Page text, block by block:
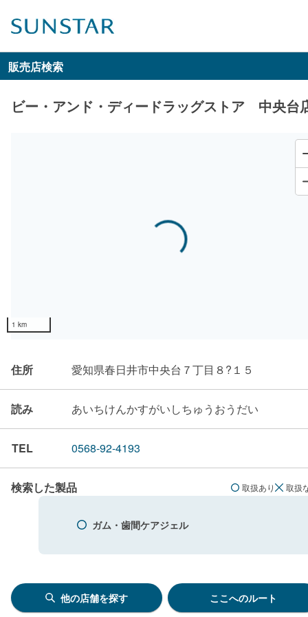
販売店検索
ビー・アンド・ディードラッグストア 中央台
住所 愛知県春日井市中央台７丁目８?１５
読み あいちけんかすがいしちゅうおうだい
TEL 0568-92-4193
検索した製品 取扱あり 取扱
ガム・歯間ケアジェル
他の店舗を探す ここへのルート
Loading...
1 km